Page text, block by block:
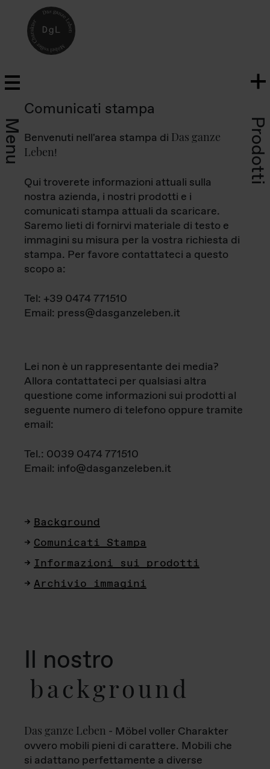
Menu Prodotti
Comunicati stampa
Benvenuti nell'area stampa di Das ganze
Leben!
Qui troverete informazioni attuali sulla
nostra azienda, i nostri prodotti e i
comunicati stampa attuali da scaricare.
Saremo lieti di fornirvi materiale di testo e
immagini su misura per la vostra richiesta di
stampa. Per favore contattateci a questo
scopo a:
Tel: +39 0474 771510
Email: press@dasganzeleben.it
Lei non è un rappresentante dei media?
Allora contattateci per qualsiasi altra
questione come informazioni sui prodotti al
seguente numero di telefono oppure tramite
email:
Tel.: 0039 0474 771510
Email: info@dasganzeleben.it
Background
Comunicati Stampa
Informazioni sui prodotti
Archivio immagini
Il nostro
background
Das ganze Leben - Möbel voller Charakter
ovvero mobili pieni di carattere. Mobili che
si adattano perfettamente a diverse